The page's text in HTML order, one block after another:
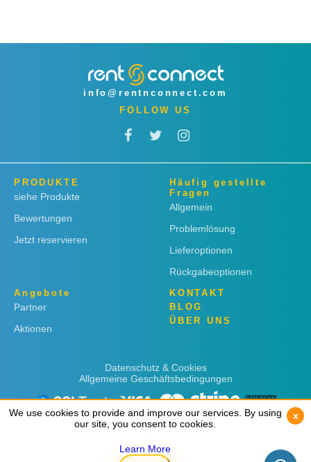
info@rentnconnect.com
FOLLOW US
PRODUKTE
siehe Produkte
Bewertungen
Jetzt reservieren
Häufig gestellte
Fragen
Allgemein
Problemlösung
Lieferoptionen
Rückgabeoptionen
Angebote
Partner
Aktionen
KONTAKT
BLOG
ÜBER UNS
Datenschutz & Cookies
Allgemeine Geschäftsbedingungen
We use cookies to provide and improve our services. By using
our site, you consent to cookies.
Learn More
x
We use cookies to provide and improve our services. By using
our site, you consent to cookies.
Learn More
x